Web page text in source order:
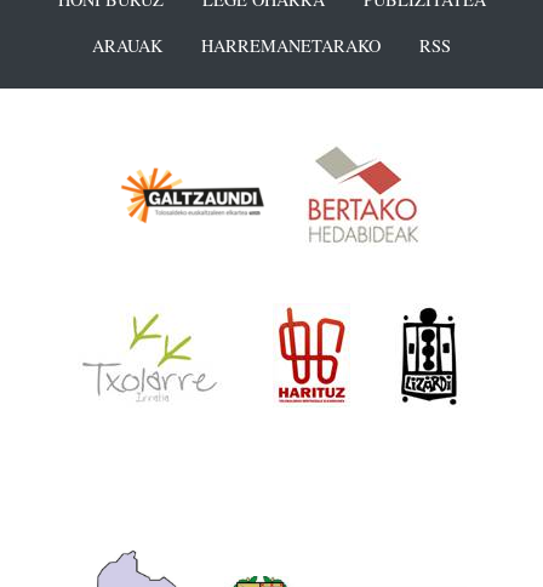
ARAUAK
HARREMANETARAKO RSS